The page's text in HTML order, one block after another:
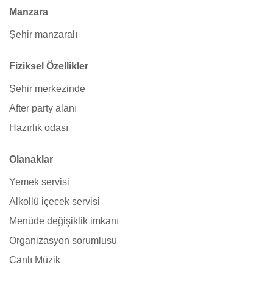
Manzara
Şehir manzaralı
Fiziksel Özellikler
Şehir merkezinde
After party alanı
Hazırlık odası
Olanaklar
Yemek servisi
Alkollü içecek servisi
Menüde değişiklik imkanı
Organizasyon sorumlusu
Canlı Müzik